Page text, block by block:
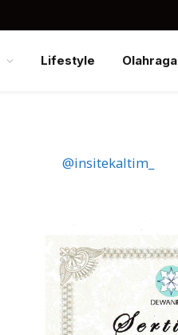
Lifestyle Olahraga
@insitekaltim_